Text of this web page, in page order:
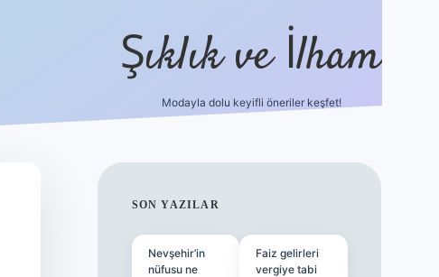
Şıklık ve İlham
Modayla dolu keyifli öneriler keşfet!
SIDEBAR
SON YAZILAR
Nevşehir’in
nüfusu ne
Faiz gelirleri
vergiye tabi
betexper yeni giriş